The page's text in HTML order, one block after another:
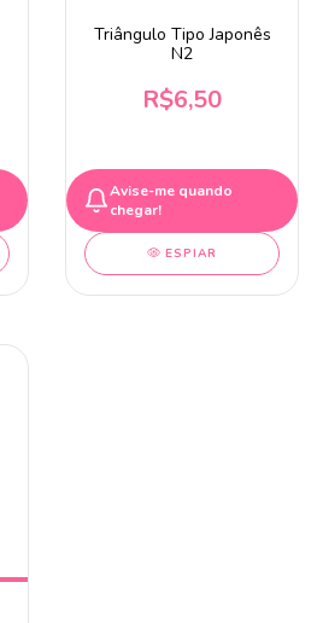
Triângulo Tipo Japonês
N2
R$6,50
Avise-me quando
chegar!
ESPIAR